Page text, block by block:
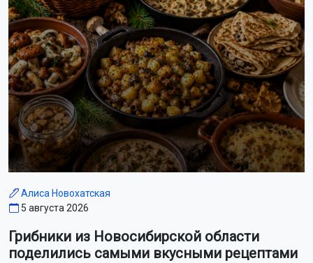
Алиса Новохатская
5 августа 2026
Грибники из Новосибирской области
поделились самыми вкусными рецептами